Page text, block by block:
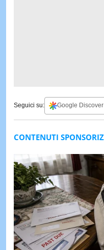
Seguici su: Google Discover